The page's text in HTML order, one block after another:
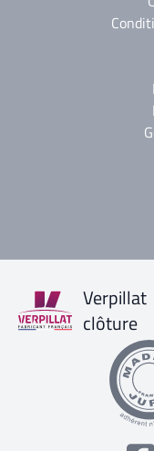
Verpillat
clôture